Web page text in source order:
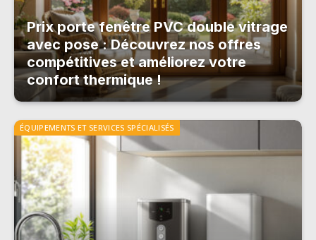
Prix porte fenêtre PVC double vitrage
avec pose : Découvrez nos offres
compétitives et améliorez votre
confort thermique !
ÉQUIPEMENTS ET SERVICES SPÉCIALISÉS